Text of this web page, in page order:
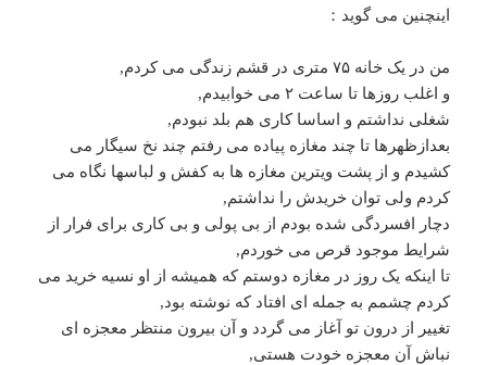
اینچنین می گوید：
من در یک خانه ۷۵ متری در قشم زندگی می کردم,
و اغلب روزها تا ساعت ۲ می خوابیدم,
شغلی نداشتم و اساسا کاری هم بلد نبودم,
بعدازظهرها تا چند مغازه پیاده می رفتم چند نخ سیگار می
کشیدم و از پشت ویترین مغازه ها به کفش و لباسها نگاه می
کردم ولی توان خریدش را نداشتم,
دچار افسردگی شده بودم از بی پولی و بی کاری برای فرار از
شرایط موجود قرص می خوردم,
تا اینکه یک روز در مغازه دوستم که همیشه از او نسیه خرید می
کردم چشمم به جمله ای افتاد که نوشته بود,
تغییر از درون تو آغاز می گردد و آن بیرون منتظر معجزه ای
نباش آن معجزه خودت هستی,